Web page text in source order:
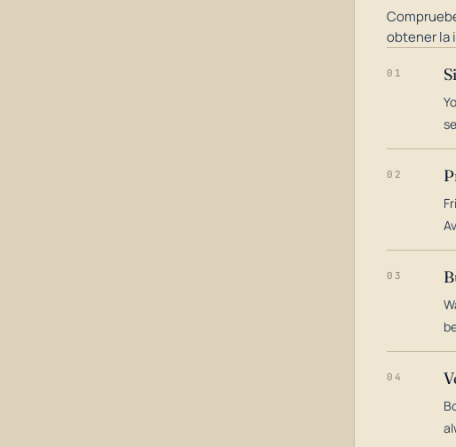
obtener la
01
02
03
04